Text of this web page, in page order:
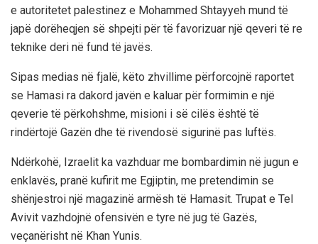
e autoritetet palestinez e Mohammed Shtayyeh mund të
japë dorëheqjen së shpejti për të favorizuar një qeveri të re
teknike deri në fund të javës.
Sipas medias në fjalë, këto zhvillime përforcojnë raportet
se Hamasi ra dakord javën e kaluar për formimin e një
qeverie të përkohshme, misioni i së cilës është të
rindërtojë Gazën dhe të rivendosë sigurinë pas luftës.
Ndërkohë, Izraelit ka vazhduar me bombardimin në jugun e
enklavës, pranë kufirit me Egjiptin, me pretendimin se
shënjestroi një magazinë armësh të Hamasit. Trupat e Tel
Avivit vazhdojnë ofensivën e tyre në jug të Gazës,
veçanërisht në Khan Yunis.